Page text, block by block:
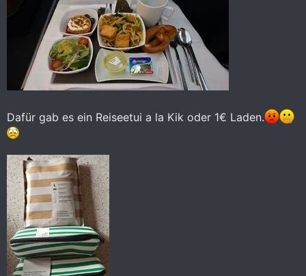
Dafür gab es ein Reiseetui a la Kik oder 1€ Laden.